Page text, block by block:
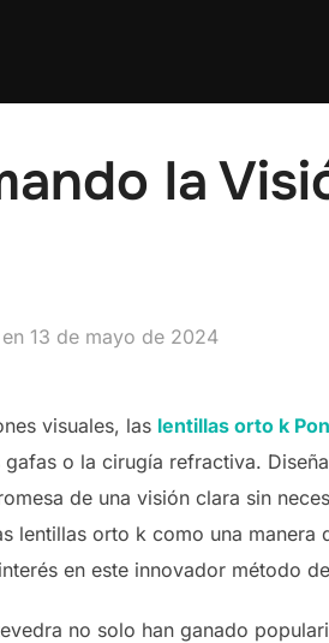
la
en Publicado
13 de mayo de 2024
visuales, las lentillas orto k
o la cirugía refractiva.
de una visión clara sin
lentillas orto k como una
en este innovador método
no solo han ganado